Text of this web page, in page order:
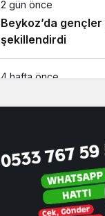
2 gün önce
Beykoz’da
şekillendirdi
4 hafta önce
3 hafta önce
Beykoz 15
yılında da tek